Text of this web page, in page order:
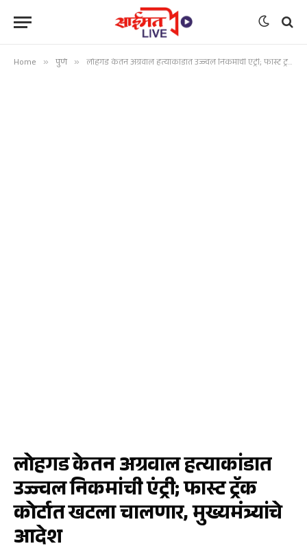
Home » पुणे » लोहगड केतन अग्रवाल हत्याकांडात उज्ज्वल निकमांची एंट्री; फास्ट ट्रॅक कोर्टात खटला चालणार, मुख्यमंत्र्यांचे आदेश
लोहगड केतन अग्रवाल हत्याकांडात
उज्ज्वल निकमांची एंट्री; फास्ट ट्रॅक
कोर्टात खटला चालणार, मुख्यमंत्र्यांचे
आदेश